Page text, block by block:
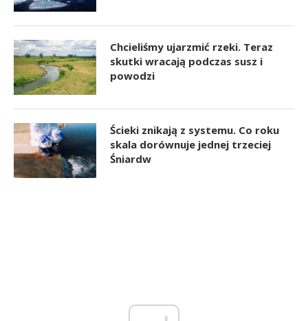
Chcieliśmy ujarzmić rzeki. Teraz
skutki wracają podczas susz i
powodzi
Ścieki znikają z systemu. Co roku
skala dorównuje jednej trzeciej
Śniardw